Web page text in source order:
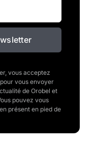
vous acceptez
vous envoyer
de Orobel et
pouvez vous
présent en pied de